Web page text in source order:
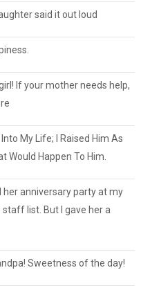
said it out loud
If your mother needs help,
My Life; I Raised Him As
Would Happen To Him.
anniversary party at my
list. But I gave her a
Sweetness of the day!